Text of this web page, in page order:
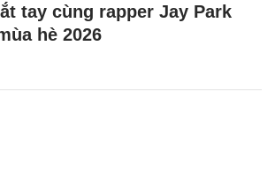
tay cùng rapper Jay Park
hè 2026